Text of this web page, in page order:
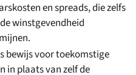
en spreads, die zelfs
winstgevendheid
bewijs voor toekomstige
in plaats van zelf de